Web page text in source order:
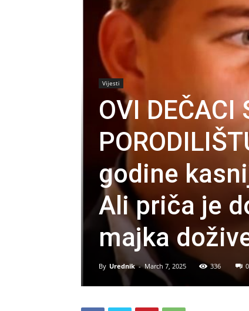
Vijesti
OVI DEČACI
godine
Ali priča je
majka
By Urednik - March 7, 2025 336 0